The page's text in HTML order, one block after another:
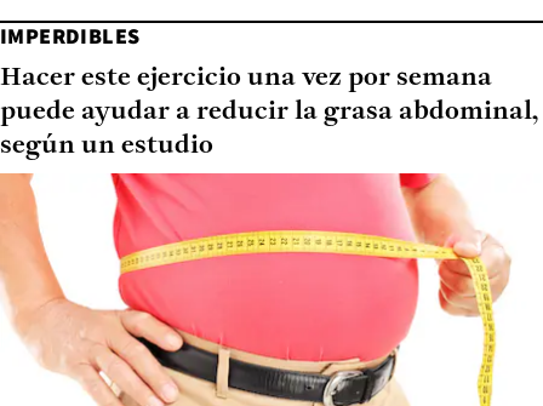
IMPERDIBLES
Hacer este ejercicio una vez por semana
puede ayudar a reducir la grasa abdominal,
según un estudio